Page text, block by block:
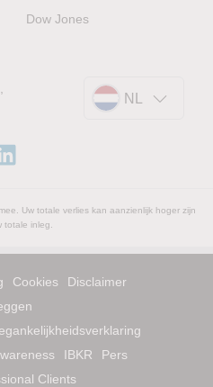
Dow Jones
NL
Uw totale verlies kan aanzienlijk hoger zijn
totale inleg.
Cookies
Disclaimer
IBKR
Pers
Clients